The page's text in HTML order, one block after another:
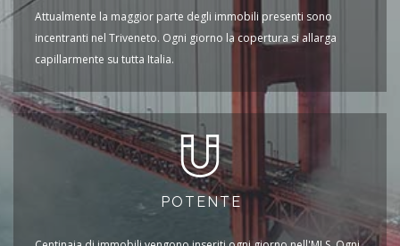
Attualmente la maggior parte degli immobili presenti sono
incentranti nel Triveneto. Ogni giorno la copertura si allarga
capillarmente su tutta Italia.
POTENTE